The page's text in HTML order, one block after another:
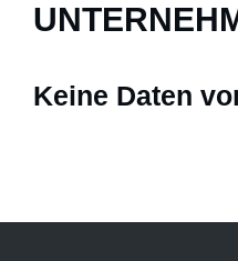
Keine Daten